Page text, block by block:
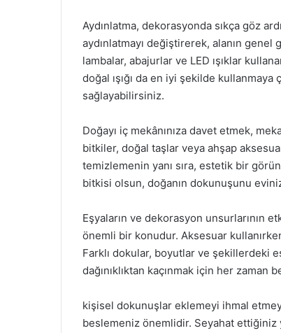
Aydınlatma, dekorasyonda sıkça göz
aydınlatmayı değiştirerek, alanın
lambalar, abajurlar ve LED ışıklar
doğal ışığı da en iyi şekilde kullanmaya
sağlayabilirsiniz.
Doğayı iç mekânınıza davet etmek,
bitkiler, doğal taşlar veya ahşap
temizlemenin yanı sıra, estetik bir
bitkisi olsun, doğanın dokunuşunu
Eşyaların ve dekorasyon unsurlarının
önemli bir konudur. Aksesuar
Farklı dokular, boyutlar ve şekillerdeki
dağınıklıktan kaçınmak için her zaman
kişisel dokunuşlar eklemeyi ihmal
beslemeniz önemlidir. Seyahat ettiğiniz